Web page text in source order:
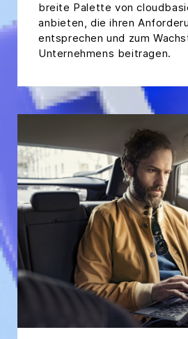
breite Palette von
anbieten, die ihren
entsprechen und zum
Unternehmens beitragen.